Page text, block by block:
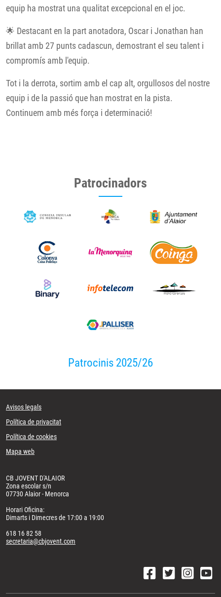
equip ha mostrat una qualitat excepcional en el joc.
🌟 Destacant en la part anotadora, Oscar i Jonathan han
brillat amb 27 punts cadascun, demostrant el seu talent i
compromís amb l'equip.
Tot i la derrota, sortim amb el cap alt, orgullosos del nostre
equip i de la passió que han mostrat en la pista.
Continuem amb més força i determinació!
Patrocinadors
Patrocinis 2025/26
Avisos legals
Política de privacitat
Política de cookies
Mapa web
CB JOVENT D'ALAIOR
Zona escolar s/n
07730 Alaior - Menorca
Horari Oficina:
Dimarts i Dimecres de 17:00 a 19:00
618 16 82 58
secretaria@cbjovent.com